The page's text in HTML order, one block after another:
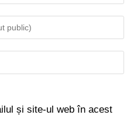
și site-ul web în acest